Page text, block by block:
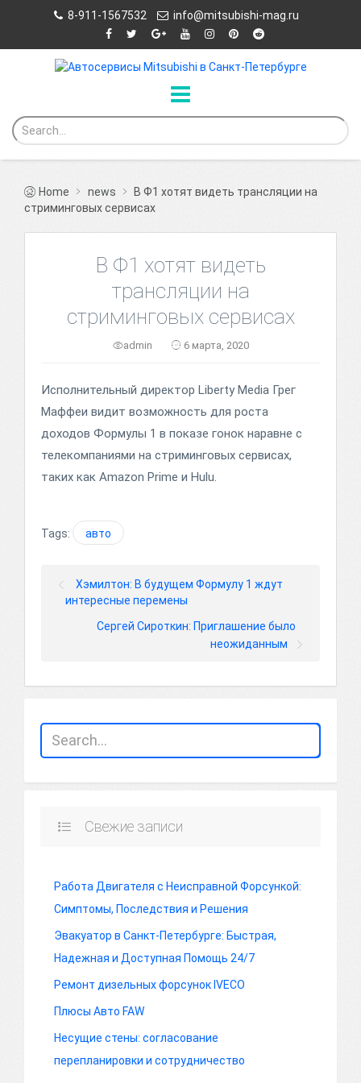
8-911-1567532 info@mitsubishi-mag.ru
Home news
В Ф1 хотят видеть трансляции на
стриминговых сервисах
В Ф1 хотят видеть
трансляции на
стриминговых сервисах
admin 6 марта, 2020
Исполнительный директор Liberty Media Грег
Маффеи видит возможность для роста
доходов Формулы 1 в показе гонок наравне с
телекомпаниями на стриминговых сервисах,
таких как Amazon Prime и Hulu.
Tags: авто
Хэмилтон: В будущем Формулу 1 ждут
интересные перемены
Сергей Сироткин: Приглашение было
неожиданным
Свежие записи
Работа Двигателя с Неисправной Форсункой:
Симптомы, Последствия и Решения
Эвакуатор в Санкт-Петербурге: Быстрая,
Надежная и Доступная Помощь 24/7
Ремонт дизельных форсунок IVECO
Плюсы Авто FAW
Несущие стены: согласование
перепланировки и сотрудничество